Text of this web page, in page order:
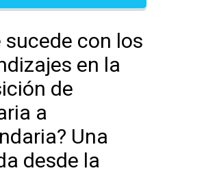
sucede con los
en la
de
a
Una
desde la